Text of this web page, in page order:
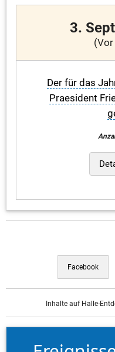
3.
Der für das
Praesident
Facebook
Inhalte auf Halle-